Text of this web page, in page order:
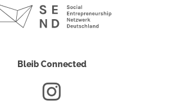
Bleib Connected